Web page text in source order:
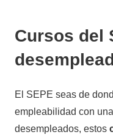
Cursos del
El SEPE seas de
empleabilidad con
desempleados, estos